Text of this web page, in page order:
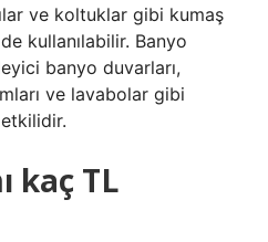
ve koltuklar gibi kumaş
kullanılabilir. Banyo
banyo duvarları,
ve lavabolar gibi
kaç TL